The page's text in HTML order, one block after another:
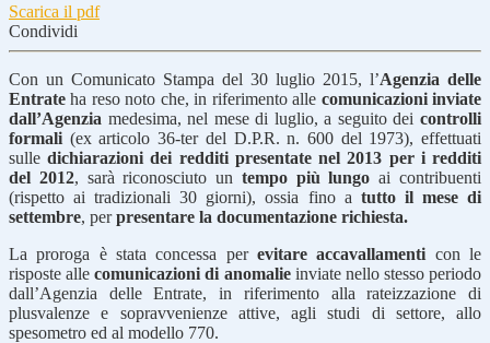
Scarica il pdf
Condividi
Con un Comunicato Stampa del 30 luglio 2015, l’Agenzia delle
Entrate ha reso noto che, in riferimento alle comunicazioni inviate
dall’Agenzia medesima, nel mese di luglio, a seguito dei controlli
formali (ex articolo 36-ter del D.P.R. n. 600 del 1973), effettuati
sulledichiarazioni dei redditi presentate nel 2013 per i redditi
del 2012, sarà riconosciuto un tempo più lungo ai contribuenti
(rispetto ai tradizionali 30 giorni), ossia fino a tutto il mese di
settembre, perpresentare la documentazione richiesta.
La proroga è stata concessa per evitare accavallamenti con le
risposte allecomunicazioni di anomalieinviate nello stesso periodo
dall’Agenzia delle Entrate, in riferimento alla rateizzazione di
plusvalenze e sopravvenienze attive, agli studi di settore, allo
spesometro ed al modello 770.